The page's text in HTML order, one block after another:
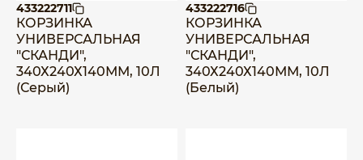
433222711
КОРЗИНКА
УНИВЕРСАЛЬНАЯ
"СКАНДИ",
340Х240Х140ММ, 10Л
(Серый)
433222716
КОРЗИНКА
УНИВЕРСАЛЬНАЯ
"СКАНДИ",
340Х240Х140ММ, 10Л
(Белый)